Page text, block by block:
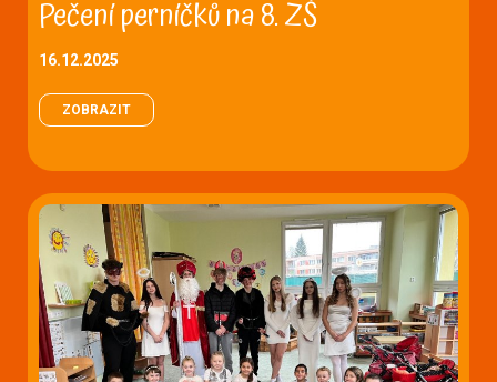
Pečení perníčků na 8. ZŠ
16.12.2025
ZOBRAZIT